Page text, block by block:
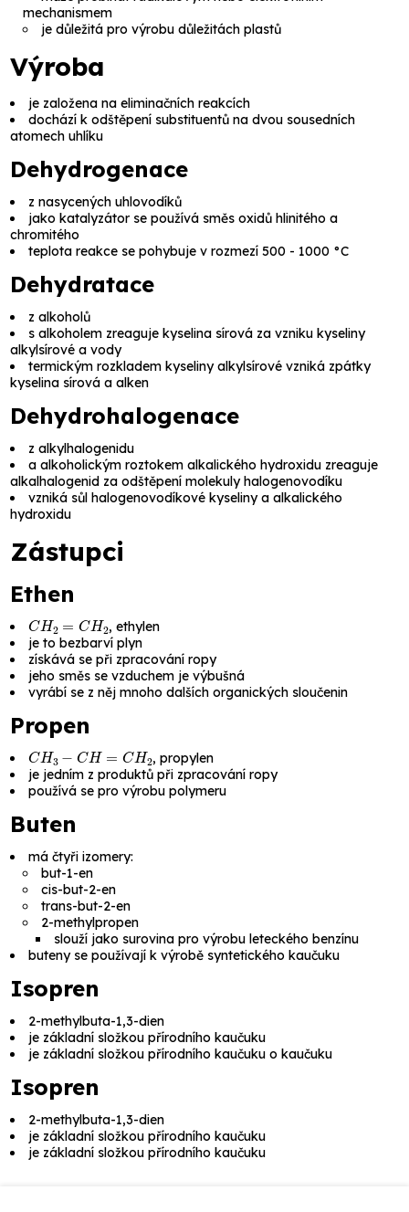
mechanismem
je důležitá pro výrobu důležitách plastů
Výroba
je založena na eliminačních reakcích
dochází k odštěpení substituentů na dvou sousedních
atomech uhlíku
Dehydrogenace
z nasycených uhlovodíků
jako katalyzátor se používá směsoxidů hlinitého a
chromitého
teplota reakce se pohybuje v rozmezí 500 - 1000 °C
Dehydratace
z alkoholů
s alkoholem zreagujekyselina sírová za vznikukyseliny
alkylsírové a vody
termickým rozklademkyseliny alkylsírové vzniká zpátky
kyselina sírová a alken
Dehydrohalogenace
z alkylhalogenidu
a alkoholickým roztokem alkalického hydroxidu zreaguje
alkalhalogenid za odštěpení molekuly halogenovodíku
vzniká sůl halogenovodíkové kyseliny a alkalického
hydroxidu
Zástupci
Ethen
CH2 H2
, ethylen
je to bezbarví plyn
získává se při zpracování ropy
jeho směs se vzduchem je výbušná
vyrábí se z něj mnoho dalších organických sloučenin
Propen
CH3 H=C 2
, propylen
je jedním z produktů při zpracování ropy
používá se pro výrobu polymeru
Buten
má čtyři izomery:
but-1-en
cis-but-2-en
trans-but-2-en
2-methylpropen
slouží jako surovina pro výrobu leteckého benzínu
buteny se používají k výrobě syntetického kaučuku
Isopren
2-methylbuta-1,3-dien
je základní složkou přírodního kaučuku
je základní složkou přírodního kaučuku o kaučuku
Isopren
2-methylbuta-1,3-dien
je základní složkou přírodního kaučuku
je základní složkou přírodního kaučuku